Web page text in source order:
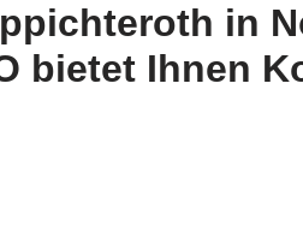
in
bietet Ihnen